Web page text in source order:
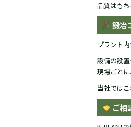
品質はも
鍛冶
プラント
設備の設
現場ごとに
当社では
ご相